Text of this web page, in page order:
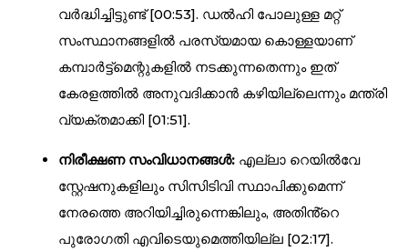
വർദ്ധിച്ചിട്ടുണ്ട് [00:53]. ഡൽഹി പോലുള്ള മറ്റ്
സംസ്ഥാനങ്ങളിൽ പരസ്യമായ കൊള്ളയാണ്
കമ്പാർട്ട്മെന്റുകളിൽ നടക്കുന്നതെന്നും ഇത്
കേരളത്തിൽ അനുവദിക്കാൻ കഴിയില്ലെന്നും മന്ത്രി
വ്യക്തമാക്കി [01:51].
നിരീക്ഷണ സംവിധാനങ്ങൾ: എല്ലാ റെയിൽവേ
സ്റ്റേഷനുകളിലും സിസിടിവി സ്ഥാപിക്കുമെന്ന്
നേരത്തെ അറിയിച്ചിരുന്നെങ്കിലും, അതിൻ്റെ
പുരോഗതി എവിടെയുമെത്തിയില്ല [02:17].